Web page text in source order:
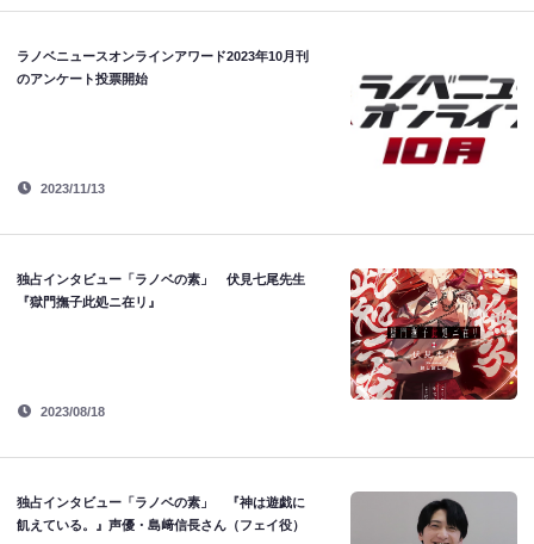
ラノベニュースオンラインアワード2023年10月刊
のアンケート投票開始
2023/11/13
独占インタビュー「ラノベの素」 伏見七尾先生
『獄門撫子此処ニ在リ』
2023/08/18
独占インタビュー「ラノベの素」 『神は遊戯に
飢えている。』声優・島﨑信長さん（フェイ役）